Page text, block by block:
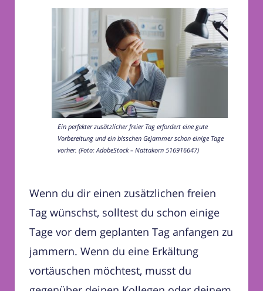
Ein perfekter zusätzlicher freier Tag erfordert eine gute
Vorbereitung und ein bisschen Gejammer schon einige Tage
vorher. (Foto: AdobeStock – Nattakorn 516916647)
Wenn du dir einen zusätzlichen freien
Tag wünschst, solltest du schon einige
Tage vor dem geplanten Tag anfangen zu
jammern. Wenn du eine Erkältung
vortäuschen möchtest, musst du